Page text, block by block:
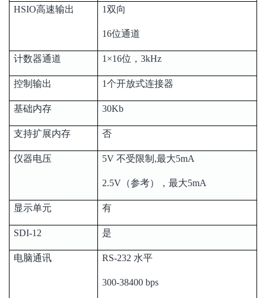
HSIO高速输出 1双向
16位通道
计数器通道 1×16位，3kHz
控制输出 1个开放式连接器
基础内存 30Kb
支持扩展内存 否
仪器电压 5V 不受限制,最大5mA
2.5V（参考），最大5mA
显示单元 有
SDI-12 是
电脑通讯 RS-232 水平
300-38400 bps